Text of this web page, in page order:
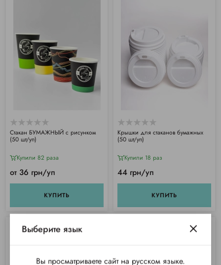
Стакан БУМАЖНЫЙ с рисунком
(50 шт/уп)
Купили 82 раза
от 36 грн/уп
КУПИТЬ
Крышки для стаканов бумажных
(50 шт/уп)
Купили 18 раз
44 грн/уп
КУПИТЬ
Выберите язык
Вы просматриваете сайт на русском языке.